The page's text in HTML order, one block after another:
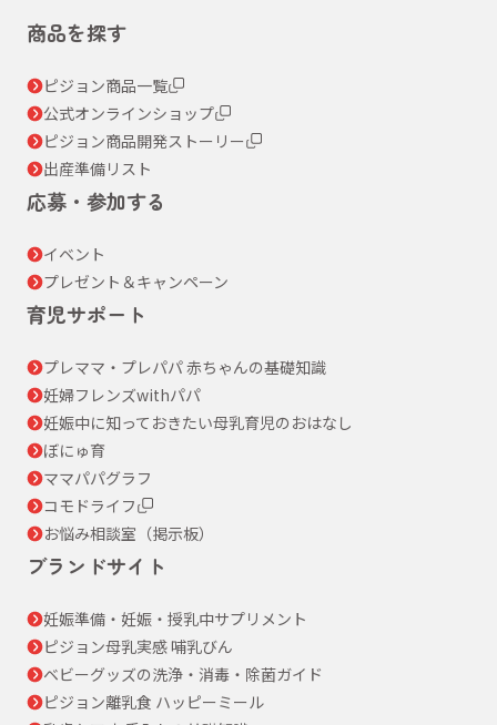
商品を探す
ピジョン商品一覧
公式オンラインショップ
ピジョン商品開発ストーリー
出産準備リスト
応募・参加する
イベント
プレゼント＆キャンペーン
育児サポート
プレママ・プレパパ 赤ちゃんの基礎知識
妊婦フレンズwithパパ
妊娠中に知っておきたい母乳育児のおはなし
ぼにゅ育
ママパパグラフ
コモドライフ
お悩み相談室（掲示板）
ブランドサイト
妊娠準備・妊娠・授乳中サプリメント
ピジョン母乳実感 哺乳びん
ベビーグッズの洗浄・消毒・除菌ガイド
ピジョン離乳食 ハッピーミール